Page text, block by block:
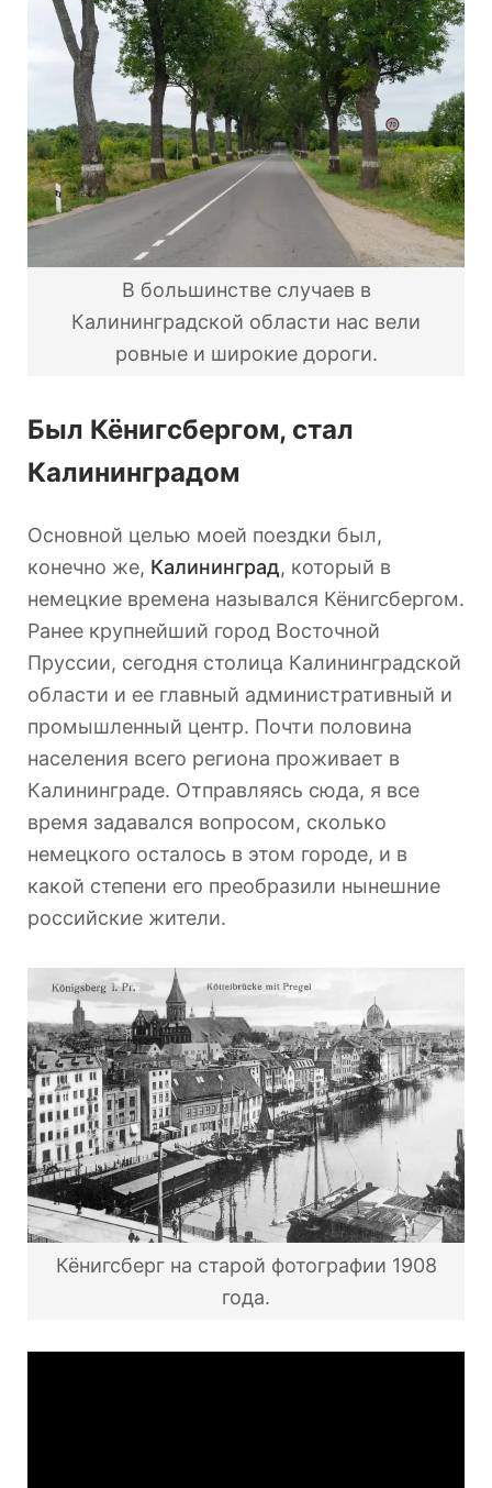
В большинстве случаев в
Калининградской области нас вели
ровные и широкие дороги.
Был Кёнигсбергом, стал
Калининградом
Основной целью моей поездки был,
конечно же, Калининград, который в
немецкие времена назывался Кёнигсбергом.
Ранее крупнейший город Восточной
Пруссии, сегодня столица Калининградской
области и ее главный административный и
промышленный центр. Почти половина
населения всего региона проживает в
Калининграде. Отправляясь сюда, я все
время задавался вопросом, сколько
немецкого осталось в этом городе, и в
какой степени его преобразили нынешние
российские жители.
Кёнигсберг на старой фотографии 1908
года.